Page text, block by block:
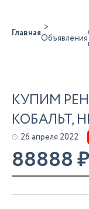
ГлавнаяОбъявления
КУПИМ
КОБАЛЬТ,
26 апреля 2022
88888₽